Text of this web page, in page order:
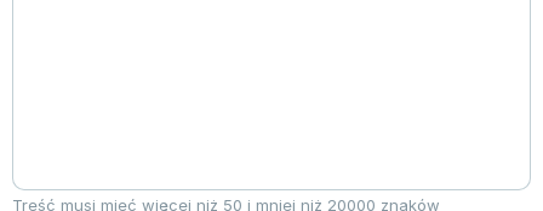
Treść musi mieć więcej niż 50 i mniej niż 20000 znaków